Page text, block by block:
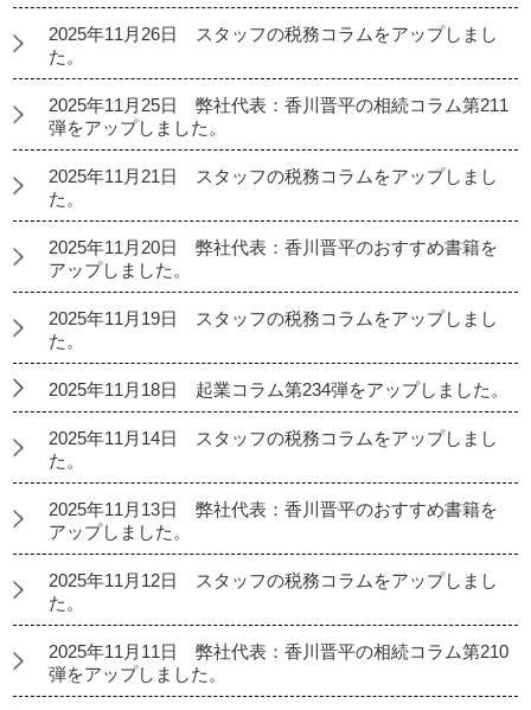
2025年11月26日 スタッフの税務コラムをアップしまし
た。
2025年11月25日 弊社代表：香川晋平の相続コラム第211
弾をアップしました。
2025年11月21日 スタッフの税務コラムをアップしまし
た。
2025年11月20日 弊社代表：香川晋平のおすすめ書籍を
アップしました。
2025年11月19日 スタッフの税務コラムをアップしまし
た。
2025年11月18日 起業コラム第234弾をアップしました。
2025年11月14日 スタッフの税務コラムをアップしまし
た。
2025年11月13日 弊社代表：香川晋平のおすすめ書籍を
アップしました。
2025年11月12日 スタッフの税務コラムをアップしまし
た。
2025年11月11日 弊社代表：香川晋平の相続コラム第210
弾をアップしました。